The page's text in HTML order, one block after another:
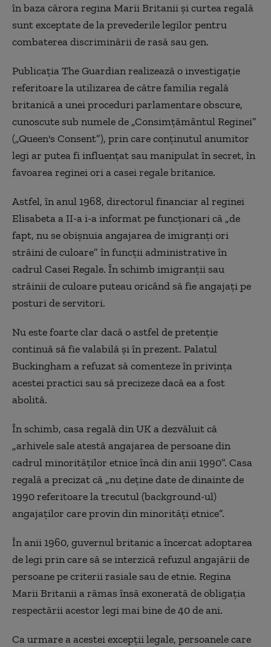
în baza cărora regina Marii Britanii și curtea regală
sunt exceptate de la prevederile legilor pentru
combaterea discriminării de rasă sau gen.
Publicația The Guardian realizează o investigație
referitoare la utilizarea de către familia regală
britanică a unei proceduri parlamentare obscure,
cunoscute sub numele de „Consimțământul Reginei”
(„Queen's Consent”), prin care conținutul anumitor
legi ar putea fi influențat sau manipulat în secret, în
favoarea reginei ori a casei regale britanice.
Astfel, în anul 1968, directorul financiar al reginei
Elisabeta a II-a i-a informat pe funcționari că „de
fapt, nu se obișnuia angajarea de imigranți ori
străini de culoare” în funcții administrative în
cadrul Casei Regale. În schimb imigranții sau
străinii de culoare puteau oricând să fie angajați pe
posturi de servitori.
Nu este foarte clar dacă o astfel de pretenție
continuă să fie valabilă și în prezent. Palatul
Buckingham a refuzat să comenteze în privința
acestei practici sau să precizeze dacă ea a fost
abolită.
În schimb, casa regală din UK a dezvăluit că
„arhivele sale atestă angajarea de persoane din
cadrul minorităților etnice încă din anii 1990”. Casa
regală a precizat că „nu deține date de dinainte de
1990 referitoare la trecutul (background-ul)
angajaților care provin din minorități etnice”.
În anii 1960, guvernul britanic a încercat adoptarea
de legi prin care să se interzică refuzul angajării de
persoane pe criterii rasiale sau de etnie. Regina
Marii Britanii a rămas însă exonerată de obligația
respectării acestor legi mai bine de 40 de ani.
Ca urmare a acestei excepții legale, persoanele care